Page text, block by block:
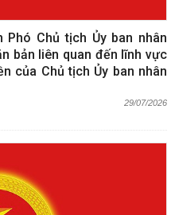
Phó Chủ tịch Ủy ban nhân
bản liên quan đến lĩnh vực
của Chủ tịch Ủy ban nhân
29/07/2026